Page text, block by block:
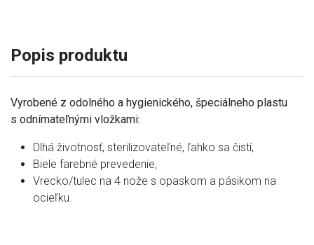
Popis produktu
Vyrobené z odolného a hygienického, špeciálneho plastu
s odnímateľnými vložkami:
Dlhá životnosť, sterilizovateľné, ľahko sa čistí,
Biele farebné prevedenie,
Vrecko/tulec na 4 nože s opaskom a pásikom na
ocieľku.